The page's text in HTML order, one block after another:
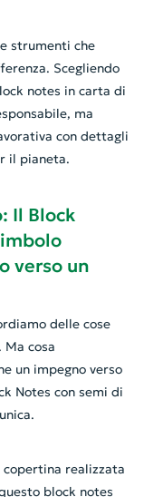
strumenti che
Scegliendo
notes in carta di
ma
con dettagli
il pianeta.
Il Block
verso un
delle cose
cosa
un impegno verso
Notes con semi di
copertina realizzata
block notes